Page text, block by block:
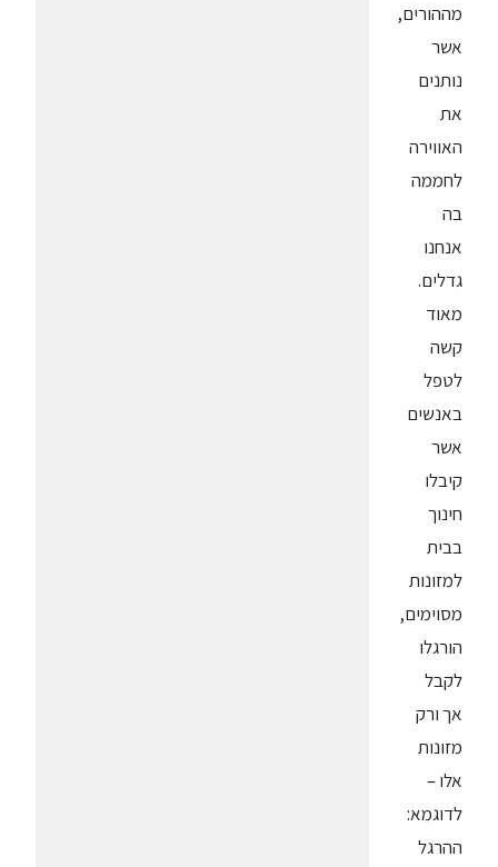
מההורים,
אשר
נותנים
את
האווירה
לחממה
בה
אנחנו
גדלים.
מאוד
קשה
לטפל
באנשים
אשר
קיבלו
חינוך
בבית
למזונות
מסוימים,
הורגלו
לקבל
אך ורק
מזונות
אלו –
לדוגמא:
ההרגל